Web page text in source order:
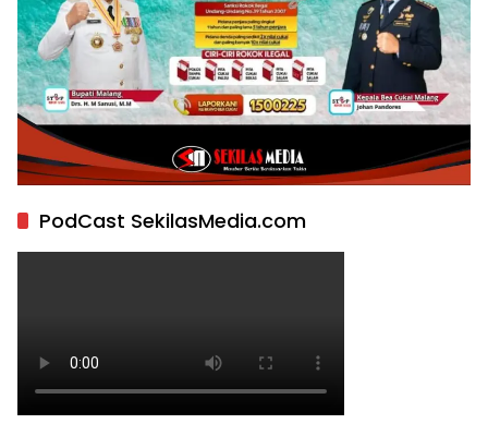
PodCast SekilasMedia.com